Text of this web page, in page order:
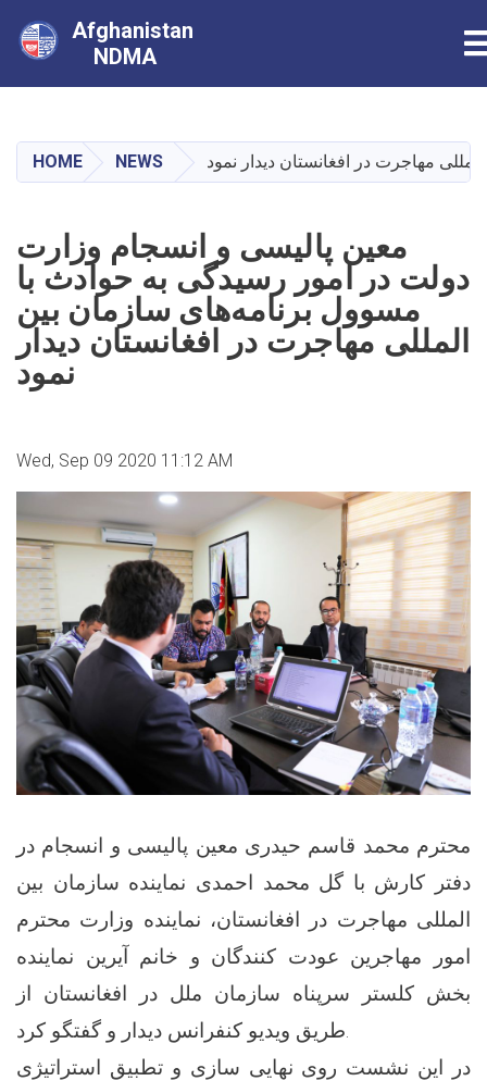
main
content
Afghanistan
NDMA
HOME NEWS مهاجرت در افغانستان دیدار نمود
معین پالیسی و انسجام وزارت
دولت در امور رسیدگی به حوادث با
مسوول برنامه‌های سازمان بین
المللی مهاجرت در افغانستان دیدار
نمود
Wed, Sep 09 2020 11:12 AM
محترم محمد قاسم حیدری معین پالیسی و انسجام در
دفتر کارش با گل محمد احمدی نماینده سازمان بین
المللی مهاجرت در افغانستان، نماینده وزارت محترم
امور مهاجرین عودت کنندگان و خانم آیرین نماینده
بخش کلستر سرپناه سازمان ملل در افغانستان از
طریق ویدیو کنفرانس دیدار و گفتگو کرد.
در این نشست روی نهایی سازی و تطبیق استراتیژی